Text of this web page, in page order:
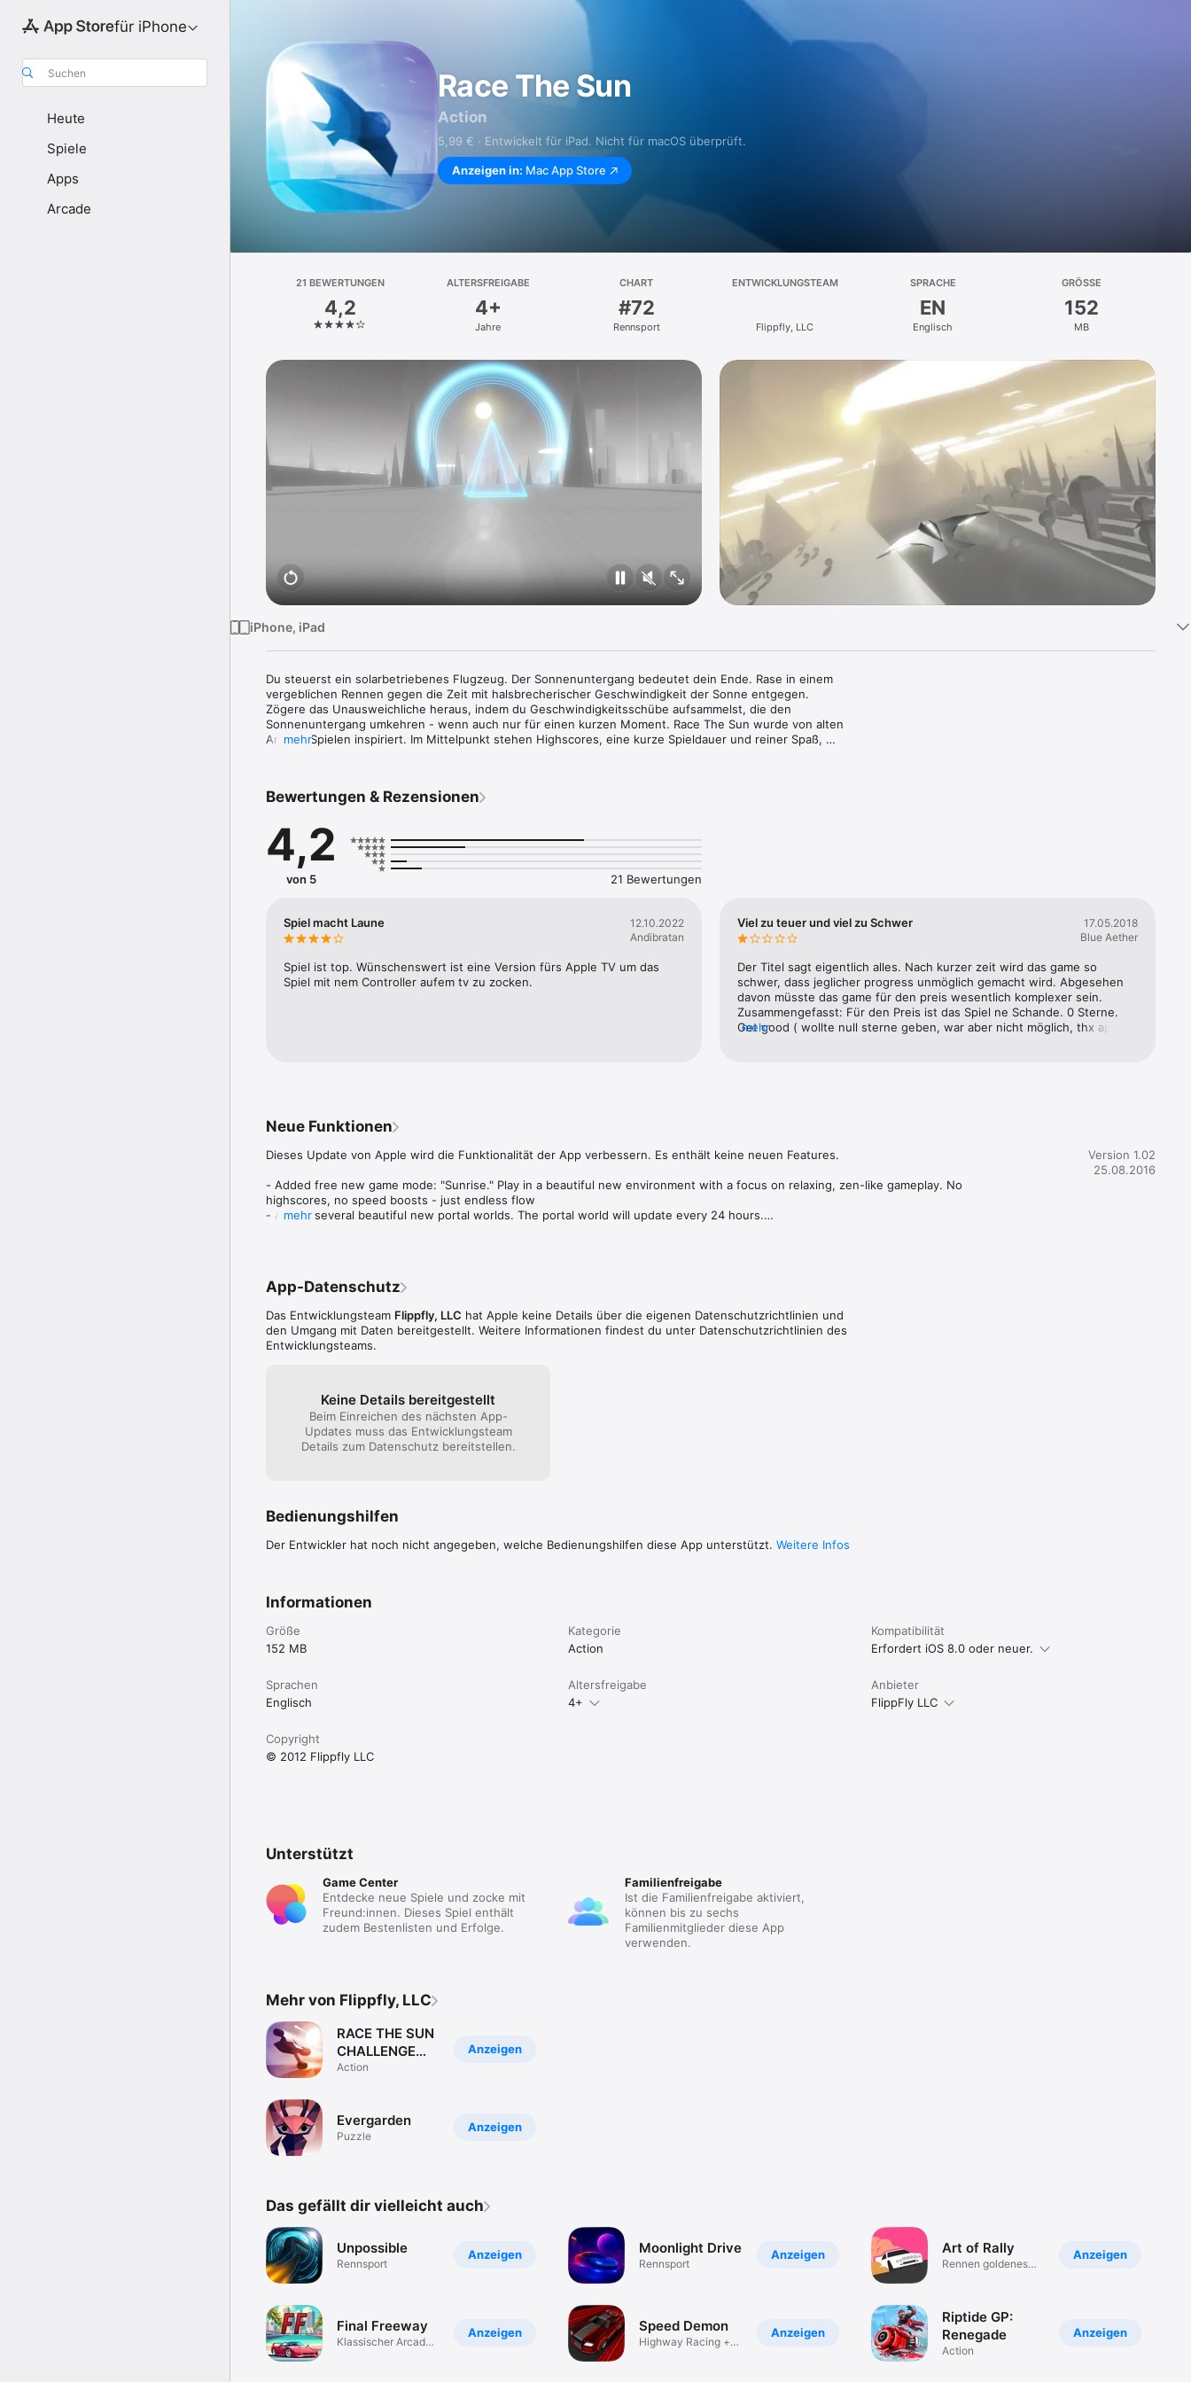
für iPhone
Suchen
Heute
Spiele
Apps
Arcade
Race The Sun
Action
5,99 € · Entwickelt für iPad. Nicht für macOS überprüft.
Anzeigen in: Mac App Store
21 BEWERTUNGEN
4,2
ALTERSFREIGABE
4+
Jahre
CHART
#72
Rennsport
ENTWICKLUNGSTEAM
Flippfly, LLC
SPRACHE
EN
Englisch
GRÖSSE
152
MB
iPhone, iPad
Du steuerst ein solarbetriebenes Flugzeug. Der Sonnenuntergang bedeutet dein Ende. Rase in einem
vergeblichen Rennen gegen die Zeit mit halsbrecherischer Geschwindigkeit der Sonne entgegen.
Zögere das Unausweichliche heraus, indem du Geschwindigkeitsschübe aufsammelst, die den
Sonnenuntergang umkehren - wenn auch nur für einen kurzen Moment. Race The Sun wurde von alten
Arcade-Spielen inspiriert. Im Mittelpunkt stehen Highscores, eine kurze Spieldauer und reiner Spaß,
mehr
Bewertungen & Rezensionen
4,2
von 5 21 Bewertungen
Spiel macht Laune
12.10.2022
Andibratan
Spiel ist top. Wünschenswert ist eine Version fürs Apple TV um das
Spiel mit nem Controller aufem tv zu zocken.
Viel zu teuer und viel zu Schwer
17.05.2018
Blue Aether
Der Titel sagt eigentlich alles. Nach kurzer zeit wird das game so
schwer, dass jeglicher progress unmöglich gemacht wird. Abgesehen
davon müsste das game für den preis wesentlich komplexer sein.
Zusammengefasst: Für den Preis ist das Spiel ne Schande. 0 Sterne.
Get good ( wollte null sterne geben, war aber nicht möglich, thx app
mehr
Neue Funktionen
Dieses Update von Apple wird die Funktionalität der App verbessern. Es enthält keine neuen Features.
- Added free new game mode: "Sunrise." Play in a beautiful new environment with a focus on relaxing, zen-like gameplay. No
highscores, no speed boosts - just endless flow
- Added several beautiful new portal worlds. The portal world will update every 24 hours.
mehr
Version 1.02
25.08.2016
App-Datenschutz
Das Entwicklungsteam Flippfly, LLC hat Apple keine Details über die eigenen Datenschutzrichtlinien und
den Umgang mit Daten bereitgestellt. Weitere Informationen findest du unter Datenschutzrichtlinien des
Entwicklungsteams.
Keine Details bereitgestellt
Beim Einreichen des nächsten App-
Updates muss das Entwicklungsteam
Details zum Datenschutz bereitstellen.
Bedienungshilfen
Der Entwickler hat noch nicht angegeben, welche Bedienungshilfen diese App unterstützt. Weitere Infos
Informationen
Größe
152 MB
Kategorie
Action
Kompatibilität
Erfordert iOS 8.0 oder neuer.
Sprachen
Englisch
Altersfreigabe
4+
Anbieter
FlippFly LLC
Copyright
© 2012 Flippfly LLC
Unterstützt
Game Center
Entdecke neue Spiele und zocke mit
Freund:innen. Dieses Spiel enthält
zudem Bestenlisten und Erfolge.
Familienfreigabe
Ist die Familienfreigabe aktiviert,
können bis zu sechs
Familienmitglieder diese App
verwenden.
Mehr von Flippfly, LLC
Anzeigen
RACE THE SUN
CHALLENGE
EDITION
Action
Anzeigen
Evergarden
Puzzle
Das gefällt dir vielleicht auch
Anzeigen
Unpossible
Rennsport
Anzeigen
Final Freeway
Klassischer Arcade-
Anzeigen
Moonlight Drive
Rennsport
Anzeigen
Speed Demon
Highway Racing +
Anzeigen
Art of Rally
Rennen goldenes
Anzeigen
Riptide GP:
Renegade
Action